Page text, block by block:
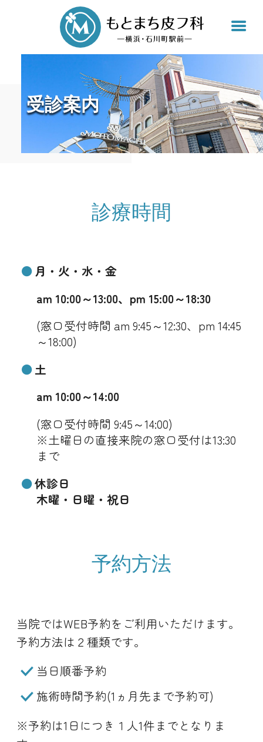
受診案内
診療時間
月・火・水・金
am 10:00～13:00、pm 15:00～18:30
(窓口受付時間 am 9:45～12:30、pm 14:45
～18:00)
土
am 10:00～14:00
(窓口受付時間 9:45～14:00)
※土曜日の直接来院の窓口受付は13:30
まで
休診日
木曜・日曜・祝日
予約方法
当院ではWEB予約をご利用いただけます。
予約方法は２種類です。
当日順番予約
施術時間予約(1ヵ月先まで予約可)
※予約は1日につき１人1件までとなりま